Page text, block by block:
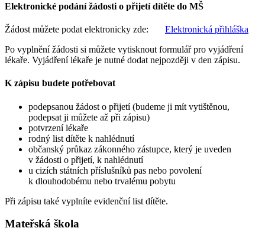
Elektronické podání žádosti o přijetí dítěte do MŠ
Žádost můžete podat elektronicky zde: Elektronická přihláška
Po vyplnění žádosti si můžete vytisknout formulář pro vyjádření
lékaře. Vyjádření lékaře je nutné dodat nejpozději v den zápisu.
K zápisu budete potřebovat
podepsanou žádost o přijetí (budeme ji mít vytištěnou,
podepsat ji můžete až při zápisu)
potvrzení lékaře
rodný list dítěte k nahlédnutí
občanský průkaz zákonného zástupce, který je uveden
v žádosti o přijetí, k nahlédnutí
u cizích státních příslušníků pas nebo povolení
k dlouhodobému nebo trvalému pobytu
Při zápisu také vyplníte evidenční list dítěte.
Mateřská škola